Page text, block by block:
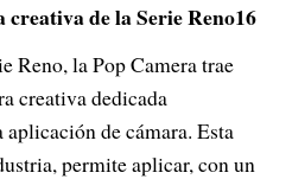
de la Serie Reno16
Reno, la Pop Camera trae
creativa dedicada
de cámara. Esta
permite aplicar, con un